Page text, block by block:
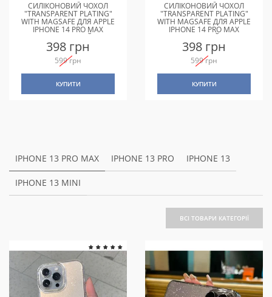
СИЛІКОНОВИЙ ЧОХОЛ
"TRANSPARENT PLATING"
WITH MAGSAFE ДЛЯ APPLE
IPHONE 14 PRO MAX
ФІОЛЕТОВИЙ
398 грн
599 грн
КУПИТИ
СИЛІКОНОВИЙ ЧОХОЛ
"TRANSPARENT PLATING"
WITH MAGSAFE ДЛЯ APPLE
IPHONE 14 PRO MAX
ЧОРНИЙ
398 грн
599 грн
КУПИТИ
IPHONE 13 PRO MAX IPHONE 13 PRO IPHONE 13
IPHONE 13 MINI
ВСІ ТОВАРИ КАТЕГОРІЇ